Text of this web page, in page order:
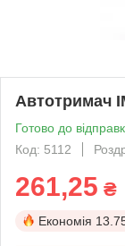
Автотримач
Готово до
Код: 5112
261,25 ₴
Економія